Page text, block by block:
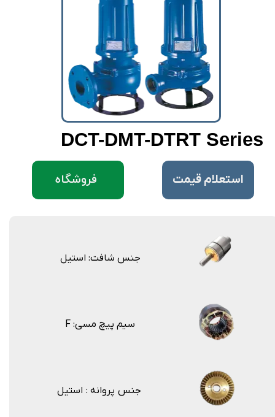
جنس شافت: استیل
F :سیم پیچ مسی
جنس پروانه : استیل
DCT-DMT-DTRT Series
فروشگاه ​استعلام قیمت